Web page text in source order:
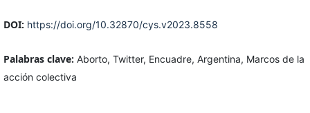
DOI: https://doi.org/10.32870/cys.v2023.8558
Palabras clave: Aborto, Twitter, Encuadre, Argentina, Marcos de la
acción colectiva